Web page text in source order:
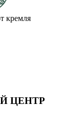
кремля
ЦЕНТР